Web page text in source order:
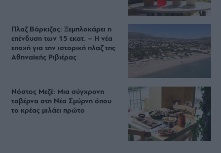
Πλαζ Βάρκιζας: Ξεμπλοκάρει η
επένδυση των 15 εκατ. – Η νέα
εποχή για την ιστορική πλαζ της
Αθηναϊκής Ριβιέρας
Νόστος Μεζέ: Μια σύγχρονη
ταβέρνα στη Νέα Σμύρνη όπου
το κρέας μιλάει πρώτο